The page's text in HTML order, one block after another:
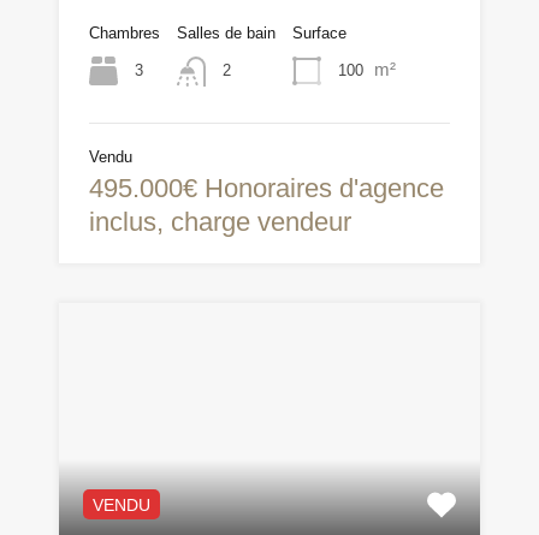
Chambres
3
Salles de bain
2
Surface
100 m²
Vendu
495.000€ Honoraires d'agence
inclus, charge vendeur
VENDU